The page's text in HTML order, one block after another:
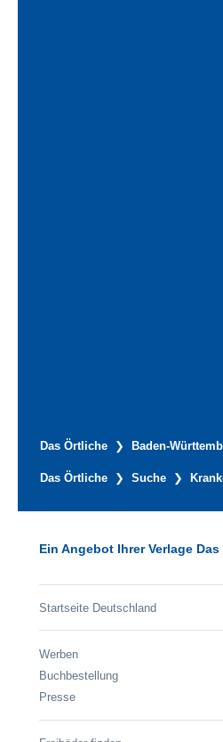
Das Örtliche Baden-
Das Örtliche Suche
Ein Angebot Ihrer Verlage
Startseite Deutschland
Werben
Buchbestellung
Presse